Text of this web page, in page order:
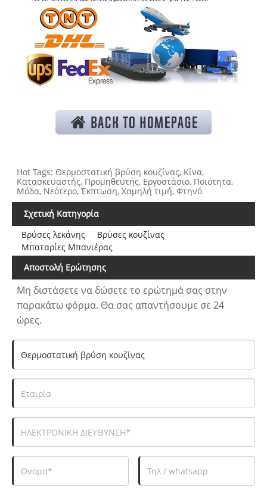
Hot Tags: Θερμοστατική βρύση κουζίνας, Κίνα,
Κατασκευαστής, Προμηθευτής, Εργοστάσιο, Ποιότητα,
Μόδα, Νεότερο, Έκπτωση, Χαμηλή τιμή, Φτηνό
Σχετική Κατηγορία
Βρύσες λεκάνης
Βρύσες κουζίνας
Μπαταρίες Μπανιέρας
Αποστολή Ερώτησης
Μη διστάσετε να δώσετε το ερώτημά σας στην
παρακάτω φόρμα. Θα σας απαντήσουμε σε 24
ώρες.